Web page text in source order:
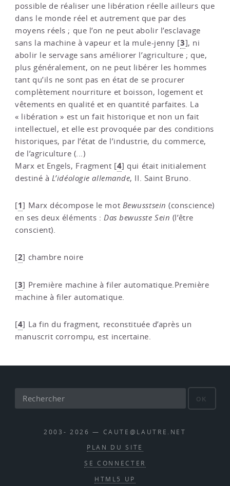
possible de réaliser une libération réelle ailleurs que
dans le monde réel et autrement que par des
moyens réels ; que l’on ne peut abolir l’esclavage
sans la machine à vapeur et la mule-jenny [3], ni
abolir le servage sans améliorer l’agriculture ; que,
plus généralement, on ne peut libérer les hommes
tant qu’ils ne sont pas en état de se procurer
complètement nourriture et boisson, logement et
vêtements en qualité et en quantité parfaites. La
« libération » est un fait historique et non un fait
intellectuel, et elle est provoquée par des conditions
historiques, par l’état de l’industrie, du commerce,
de l’agriculture (...)
Marx et Engels, Fragment [4] qui était initialement
destiné à L’idéologie allemande, II. Saint Bruno.
[1] Marx décompose le mot Bewusstsein (conscience)
en ses deux éléments : Das bewusste Sein (l’être
conscient).
[2] chambre noire
[3] Première machine à filer automatique.Première
machine à filer automatique.
[4] La fin du fragment, reconstituée d’après un
manuscrit corrompu, est incertaine.
OK
2003- 2026 — CAUTE@LAUTRE.NET
PLAN DU SITE
SE CONNECTER
HTML5 UP